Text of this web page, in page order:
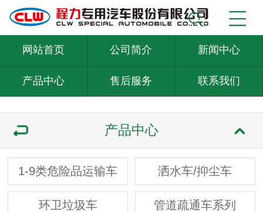
网站首页 公司简介 新闻中心
产品中心 售后服务 联系我们
产品中心
1-9类危险品运输车 洒水车/抑尘车
环卫垃圾车 管道疏通车系列